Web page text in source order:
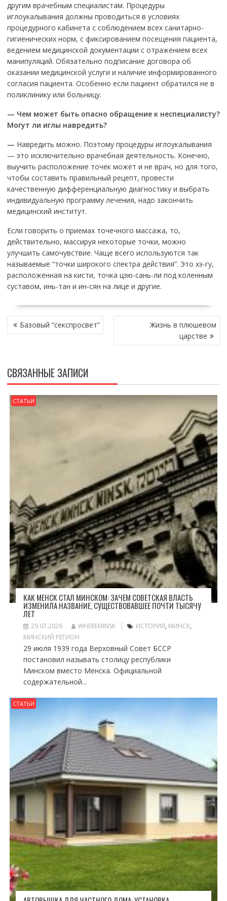
другим врачебным специалистам. Процедуры
иглоукалывания должны проводиться в условиях
процедурного кабинета с соблюдением всех санитарно-
гигиенических норм, с фиксированием посещения пациента,
ведением медицинской документации с отражением всех
манипуляций. Обязательно подписание договора об
оказании медицинской услуги и наличие информированного
согласия пациента. Особенно если пациент обратился не в
поликлинику или больницу.
— Чем может быть опасно обращение к неспециалисту?
Могут ли иглы навредить?
— Навредить можно. Поэтому процедуры иглоукалывания
— это исключительно врачебная деятельность. Конечно,
выучить расположение точек может и не врач, но для того,
чтобы составить правильный рецепт, провести
качественную дифференциальную диагностику и выбрать
индивидуальную программу лечения, надо закончить
медицинский институт.
Если говорить о приемах точечного массажа, то,
действительно, массируя некоторые точки, можно
улучшить самочувствие. Чаще всего используются так
называемые “точки широкого спектра действия”. Это хэ-гу,
расположенная на кисти, точка цзю-сань-ли под коленным
суставом, инь-тан и ин-сян на лице и другие.
НАВИГАЦИЯ
ПО Базовый “секспросвет”
Жизнь в плюшевом
царстве
СВЯЗАННЫЕ ЗАПИСИ
СТАТЬИ
КАК МЕНСК СТАЛ МИНСКОМ: ЗАЧЕМ СОВЕТСКАЯ ВЛАСТЬ
ИЗМЕНИЛА НАЗВАНИЕ, СУЩЕСТВОВАВШЕЕ ПОЧТИ ТЫСЯЧУ
ЛЕТ
29.07.2026 WHEREMINSK ИСТОРИЯ, МИНСК,
МИНСКИЙ РЕГИОН
29 июля 1939 года Верховный Совет БССР
постановил называть столицу республики
Минском вместо Менска. Официальной
содержательной...
СТАТЬИ